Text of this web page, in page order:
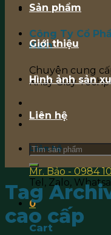
Công Ty Cổ
Nam
Chuyên cung
Khay Giấy
Liên hệ
Mr. Bảo - 0984
Tel, Zalo,
0
Cart
Sản phẩm
Giới thiệu
Hình ảnh sản
Liên hệ
Search
for:
Tag
cao cấp